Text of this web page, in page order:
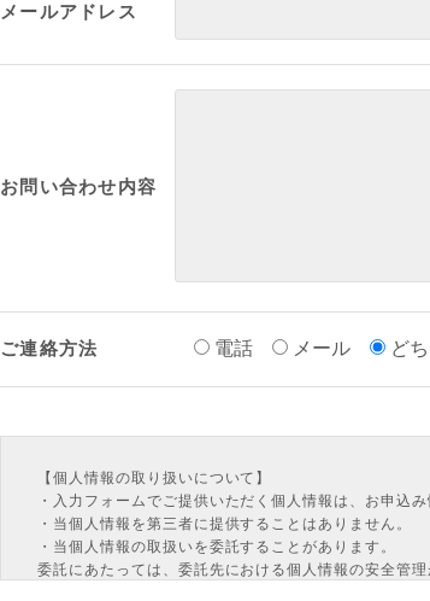
メールアドレス
お問い合わせ内容
ご連絡方法 電話 メール ど
【個人情報の取り扱いについて】
・入力フォームでご提供いただく個人情報は、お申込
・当個人情報を第三者に提供することはありません。
・当個人情報の取扱いを委託することがあります。
委託にあたっては、委託先における個人情報の安全管